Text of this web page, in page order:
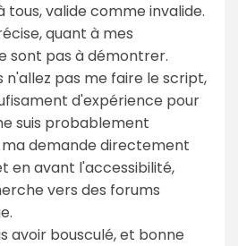
tous, valide comme invalide.
quant à mes
sont pas à démontrer.
n'allez pas me faire le script,
d'expérience pour
suis probablement
demande directement
en avant l'accessibilité,
vers des forums
avoir bousculé, et bonne